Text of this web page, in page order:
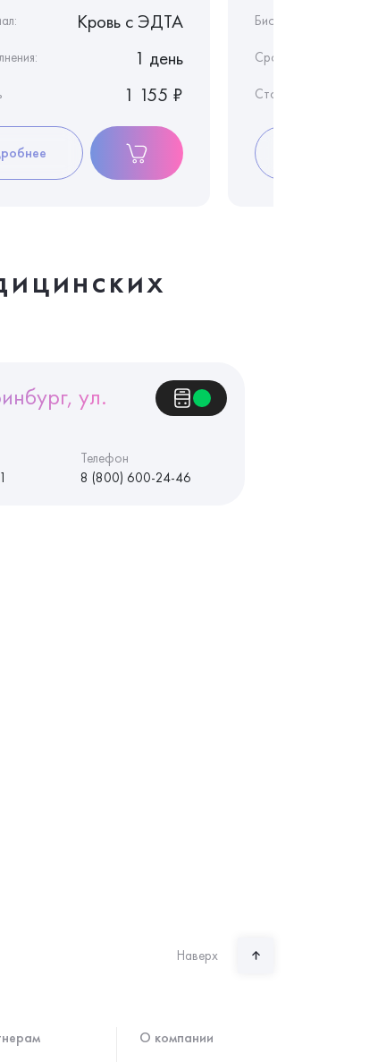
Кровь c ЭДТА
1 день
1 155 ₽
Биоматериал:
Срок исполнения:
Стоимость
ул.
Телефон
8 (800) 600-24-46
Наверх
О компании